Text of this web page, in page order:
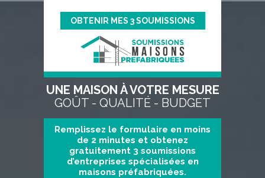
OBTENIR MES 3 SOUMISSIONS
UNE MAISON À VOTRE MESURE
GOÛT - QUALITÉ - BUDGET
Remplissez le formulaire en moins
de 2 minutes et obtenez
gratuitement 3 soumissions
d’entreprises spécialisées en
maisons préfabriquées.